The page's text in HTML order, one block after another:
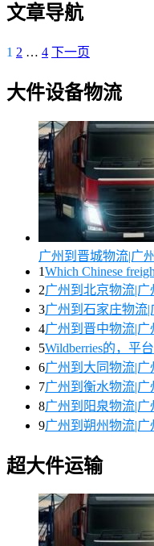
文章导航
1 2 … 4 下一页
大件设备物流
广州到晋城物流|广
1Which Chinese
2广州到北京物流|
3广州到石家庄物流
4广州到晋中物流|
5Wildberries的，平
6广州到大同物流|
7广州到衡水物流|
8广州到阳泉物流|
9广州到朔州物流|
超大件运输